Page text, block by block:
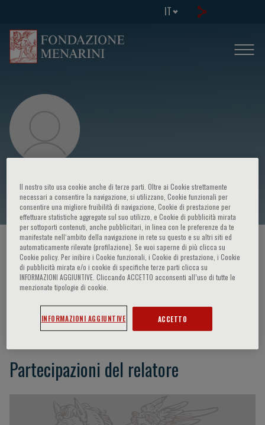
IT
Nicoletta Colombo
HOME PAGE / CORSI ED EVENTI / RELATORE
Nicoletta Colombo
Partecipazioni del relatore
Il nostro sito usa cookie anche di terze parti. Oltre ai Cookie strettamente
necessari a consentire la navigazione, si utilizzano, Cookie funzionali per
consentire una migliore fruibilità di navigazione, Cookie di prestazione per
effettuare statistiche aggregate sul suo utilizzo, e Cookie di pubblicità mirata
per sottoporti contenuti, anche pubblicitari, in linea con le preferenze da te
manifestate nell‘ambito della navigazione in rete su questo e su altri siti ed
automaticamente rilevate (profilazione). Se vuoi saperne di più clicca su
Cookie policy. Per inibire i Cookie funzionali, i Cookie di prestazione, i Cookie
di pubblicità mirata e/o i cookie di specifiche terze parti clicca su
INFORMAZIONI AGGIUNTIVE. Cliccando ACCETTO acconsenti all’uso di tutte le
menzionate tipologie di cookie.
INFORMAZIONI AGGIUNTIVE ACCETTO